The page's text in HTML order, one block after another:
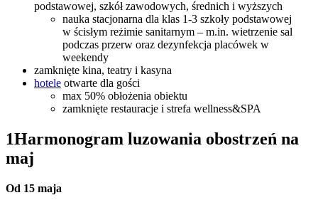
podstawowej, szkół zawodowych, średnich i wyższych
nauka stacjonarna dla klas 1-3 szkoły podstawowej
w ścisłym reżimie sanitarnym – m.in. wietrzenie sal
podczas przerw oraz dezynfekcja placówek w
weekendy
zamknięte kina, teatry i kasyna
hotele otwarte dla gości
max 50% obłożenia obiektu
zamknięte restauracje i strefa wellness&SPA
1Harmonogram luzowania obostrzeń na
maj
Od 15 maja